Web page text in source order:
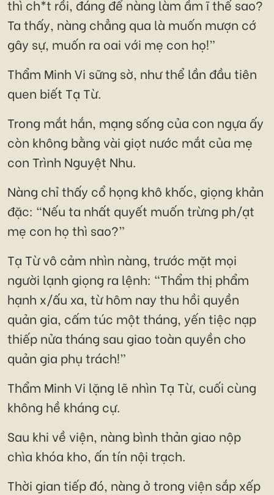
thì ch*t rồi, đáng để nàng làm ầm ĩ thế sao?
Ta thấy, nàng chẳng qua là muốn mượn cớ
gây sự, muốn ra oai với mẹ con họ!”
Thẩm Minh Vi sững sờ, như thể lần đầu tiên
quen biết Tạ Từ.
Trong mắt hắn, mạng sống của con ngựa ấy
còn không bằng vài giọt nước mắt của mẹ
con Trình Nguyệt Nhu.
Nàng chỉ thấy cổ họng khô khốc, giọng khản
đặc: “Nếu ta nhất quyết muốn trừng ph/ạt
mẹ con họ thì sao?”
Tạ Từ vô cảm nhìn nàng, trước mặt mọi
người lạnh giọng ra lệnh: “Thẩm thị phẩm
hạnh x/ấu xa, từ hôm nay thu hồi quyền
quản gia, cấm túc một tháng, yến tiệc nạp
thiếp nửa tháng sau giao toàn quyền cho
quản gia phụ trách!”
Thẩm Minh Vi lặng lẽ nhìn Tạ Từ, cuối cùng
không hề kháng cự.
Sau khi về viện, nàng bình thản giao nộp
chìa khóa kho, ấn tín nội trạch.
Thời gian tiếp đó, nàng ở trong viện sắp xếp